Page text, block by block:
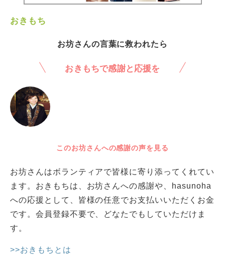
おきもち
お坊さんの言葉に救われたら
おきもちで感謝と応援を
このお坊さんへの感謝の声を見る
お坊さんはボランティアで皆様に寄り添ってくれてい
ます。おきもちは、お坊さんへの感謝や、hasunoha
への応援として、皆様の任意でお支払いいただくお金
です。会員登録不要で、どなたでもしていただけま
す。
>>おきもちとは